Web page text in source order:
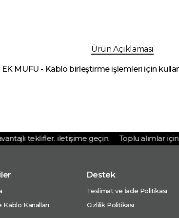
Ürün Açıklaması
MUFU - Kablo birleştirme işlemleri için
teklifler. iletişime geçin. Toplu alımlar için
Kablo Kanalları
Destek
Teslimat ve İade Politikası
Gizlilik Politikası